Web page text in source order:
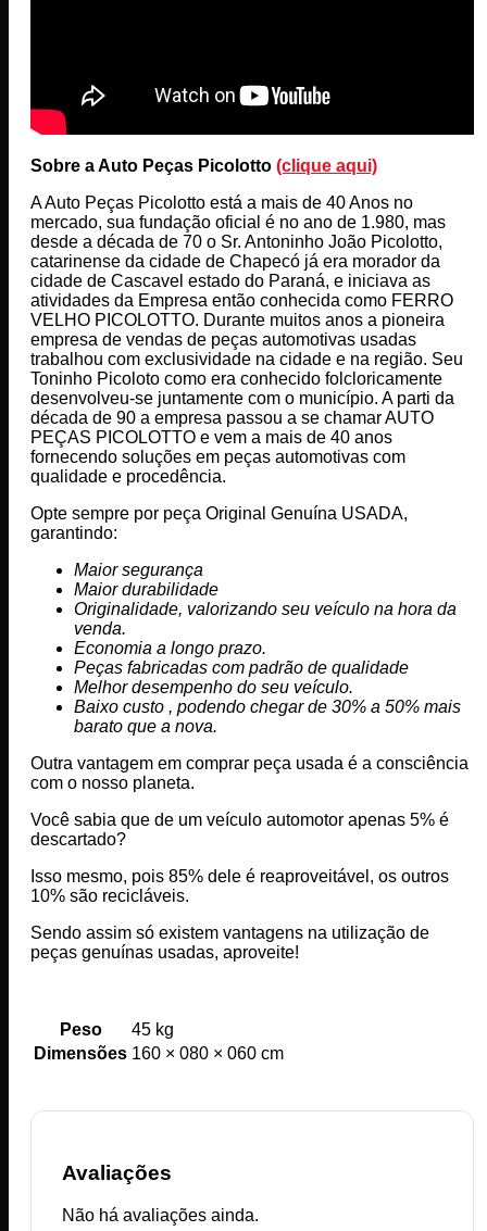
Sobre a Auto Peças Picolotto (clique aqui)
A Auto Peças Picolotto está a mais de 40 Anos no
mercado, sua fundação oficial é no ano de 1.980, mas
desde a década de 70 o Sr. Antoninho João Picolotto,
catarinense da cidade de Chapecó já era morador da
cidade de Cascavel estado do Paraná, e iniciava as
atividades da Empresa então conhecida como FERRO
VELHO PICOLOTTO. Durante muitos anos a pioneira
empresa de vendas de peças automotivas usadas
trabalhou com exclusividade na cidade e na região. Seu
Toninho Picoloto como era conhecido folcloricamente
desenvolveu-se juntamente com o município. A parti da
década de 90 a empresa passou a se chamar AUTO
PEÇAS PICOLOTTO e vem a mais de 40 anos
fornecendo soluções em peças automotivas com
qualidade e procedência.
Opte sempre por peça Original Genuína USADA,
garantindo:
Maior segurança
Maior durabilidade
Originalidade, valorizando seu veículo na hora da
venda.
Economia a longo prazo.
Peças fabricadas com padrão de qualidade
Melhor desempenho do seu veículo.
Baixo custo , podendo chegar de 30% a 50% mais
barato que a nova.
Outra vantagem em comprar peça usada é a consciência
com o nosso planeta.
Você sabia que de um veículo automotor apenas 5% é
descartado?
Isso mesmo, pois 85% dele é reaproveitável, os outros
10% são recicláveis.
Sendo assim só existem vantagens na utilização de
peças genuínas usadas, aproveite!
Peso
45 kg
Dimensões 160 × 080 × 060 cm
Avaliações
Não há avaliações ainda.